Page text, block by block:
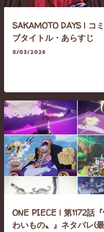
SAKAMOTO DAYS | コ
ブタイトル・あらすじ
8/03/2026
ONE PIECE | 第1172話
わいもの〟』ネタバレ(